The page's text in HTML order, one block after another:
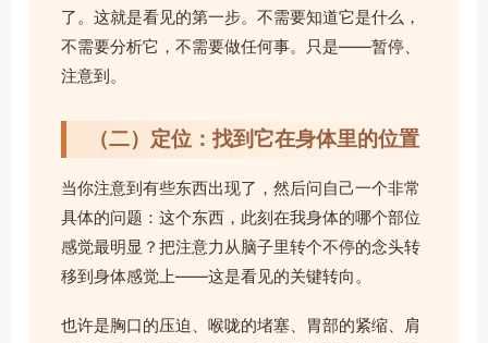
了。这就是看见的第一步。不需要知道它是什么，
不需要分析它，不需要做任何事。只是——暂停、
注意到。
（二）定位：找到它在身体里的位置
当你注意到有些东西出现了，然后问自己一个非常
具体的问题：这个东西，此刻在我身体的哪个部位
感觉最明显？把注意力从脑子里转个不停的念头转
移到身体感觉上——这是看见的关键转向。
也许是胸口的压迫、喉咙的堵塞、胃部的紧缩、肩